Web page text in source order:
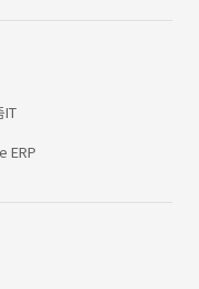
IT
ERP